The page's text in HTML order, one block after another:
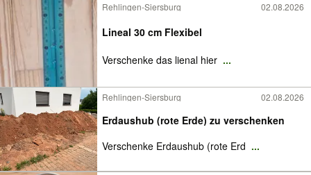
Rehlingen-Siersburg 02.08.2026
Lineal 30 cm Flexibel
Verschenke das lienal hier ...
Rehlingen-Siersburg 02.08.2026
Erdaushub (rote Erde) zu verschenken
Verschenke Erdaushub (rote Erd ...